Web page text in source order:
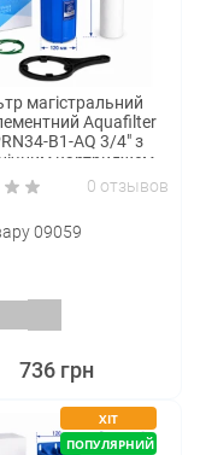
магістральний
Aquafilter
B1-AQ 3/4" з
картриджем
0 отзывов
09059
736 грн
ХІТ
ПОПУЛЯРНИЙ